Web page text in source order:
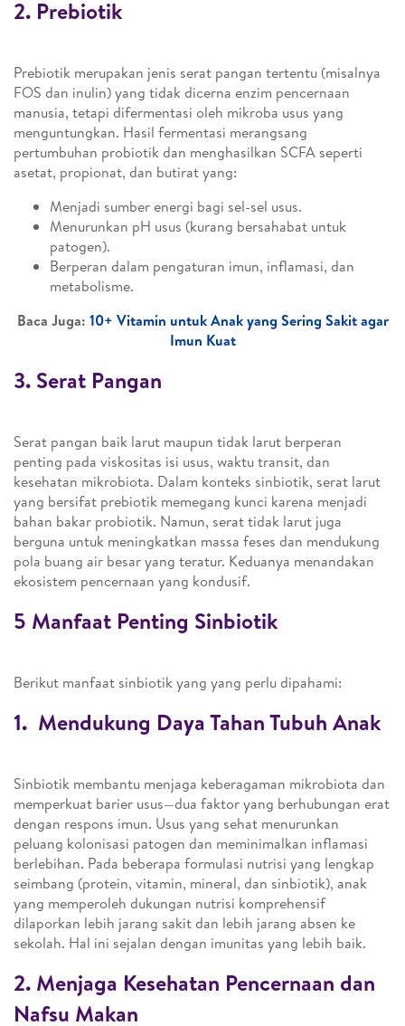
2. Prebiotik
Prebiotik merupakan jenis serat pangan tertentu (misalnya
FOS dan inulin) yang tidak dicerna enzim pencernaan
manusia, tetapi difermentasi oleh mikroba usus yang
menguntungkan. Hasil fermentasi merangsang
pertumbuhan probiotik dan menghasilkan SCFA seperti
asetat, propionat, dan butirat yang:
Menjadi sumber energi bagi sel-sel usus.
Menurunkan pH usus (kurang bersahabat untuk
patogen).
Berperan dalam pengaturan imun, inflamasi, dan
metabolisme.
Baca Juga: 10+ Vitamin untuk Anak yang Sering Sakit agar
Imun Kuat
3. Serat Pangan
Serat pangan baik larut maupun tidak larut berperan
penting pada viskositas isi usus, waktu transit, dan
kesehatan mikrobiota. Dalam konteks sinbiotik, serat larut
yang bersifat prebiotik memegang kunci karena menjadi
bahan bakar probiotik. Namun, serat tidak larut juga
berguna untuk meningkatkan massa feses dan mendukung
pola buang air besar yang teratur. Keduanya menandakan
ekosistem pencernaan yang kondusif.
5 Manfaat Penting Sinbiotik
Berikut manfaat sinbiotik yang yang perlu dipahami:
1. Mendukung Daya Tahan Tubuh Anak
Sinbiotik membantu menjaga keberagaman mikrobiota dan
memperkuat barier usus—dua faktor yang berhubungan erat
dengan respons imun. Usus yang sehat menurunkan
peluang kolonisasi patogen dan meminimalkan inflamasi
berlebihan. Pada beberapa formulasi nutrisi yang lengkap
seimbang (protein, vitamin, mineral, dan sinbiotik), anak
yang memperoleh dukungan nutrisi komprehensif
dilaporkan lebih jarang sakit dan lebih jarang absen ke
sekolah. Hal ini sejalan dengan imunitas yang lebih baik.
2. Menjaga Kesehatan Pencernaan dan
Nafsu Makan